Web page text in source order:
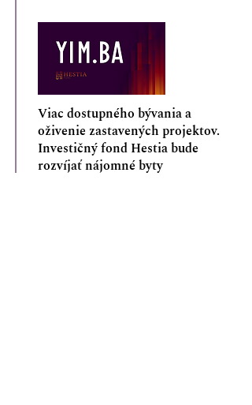
Viac dostupného bývania a
oživenie zastavených projektov.
Investičný fond Hestia bude
rozvíjať nájomné byty